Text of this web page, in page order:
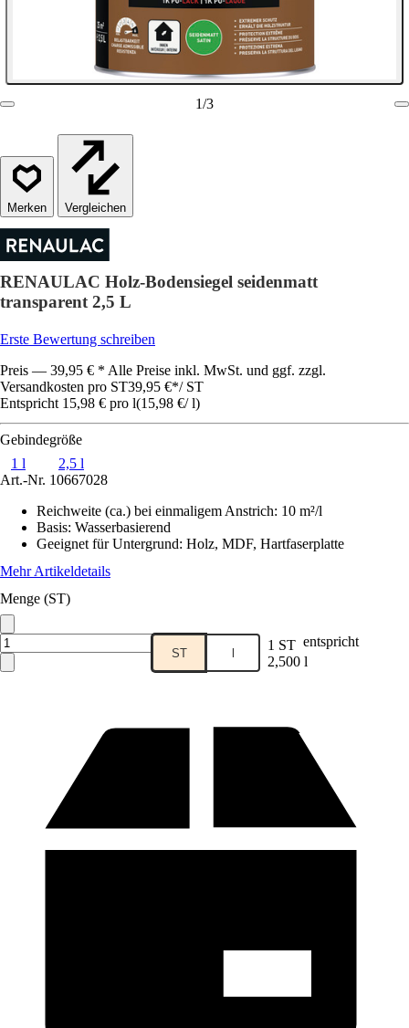
1/3
Vergleichen
RENAULAC Holz-Bodensiegel seidenmatt
transparent 2,5 L
Erste Bewertung schreiben
Preis — 39,95 € * Alle Preise inkl. MwSt. und ggf. zzgl.
Versandkosten pro ST39,95 €*/ ST
Entspricht 15,98 € pro l(15,98 €/ l)
Gebindegröße
1 l
2,5 l
Art.-Nr. 10667028
Reichweite (ca.) bei einmaligem Anstrich: 10 m²/l
Basis: Wasserbasierend
Geeignet für Untergrund: Holz, MDF, Hartfaserplatte
Mehr Artikeldetails
Menge (ST)
ST l 1 ST entspricht
2,500 l